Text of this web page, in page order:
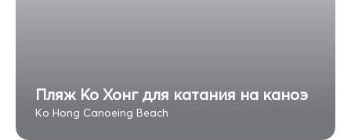
Пляж Ко Хонг для катания на каноэ
Ko Hong Canoeing Beach